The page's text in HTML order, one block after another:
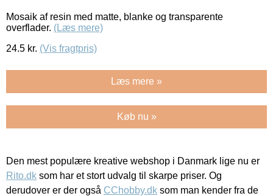
Mosaik af resin med matte, blanke og transparente
overflader. (Læs mere)
24.5 kr. (Vis fragtpris)
Læs mere »
Køb nu »
Den mest populære kreative webshop i Danmark lige nu er
Rito.dk som har et stort udvalg til skarpe priser. Og
derudover er der også CChobby.dk som man kender fra de